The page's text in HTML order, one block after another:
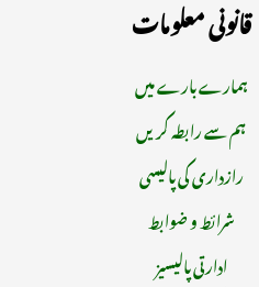
قانونی معلومات
ہمارے بارے میں
ہم سے رابطہ کریں
رازداری کی پالیسی
شرائط و ضوابط
ادارتی پالیسیز